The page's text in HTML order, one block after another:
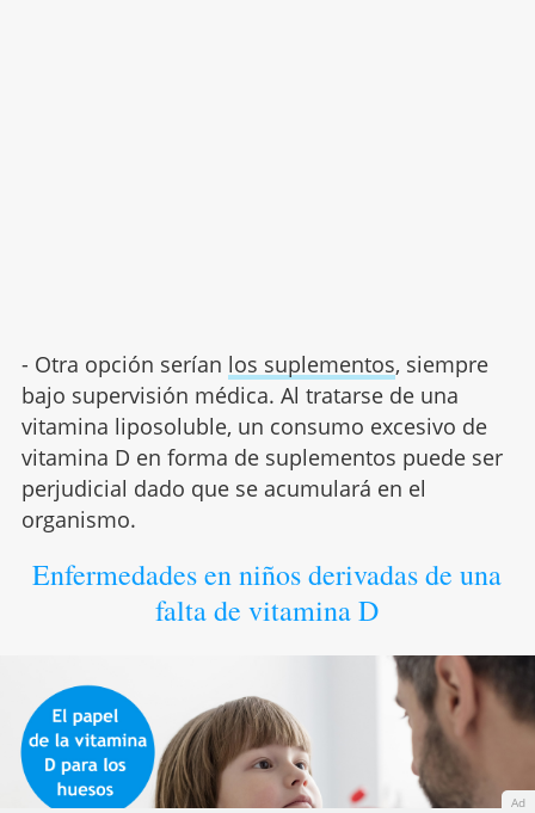
- Otra opción serían los suplementos, siempre
bajo supervisión médica. Al tratarse de una
vitamina liposoluble, un consumo excesivo de
vitamina D en forma de suplementos puede ser
perjudicial dado que se acumulará en el
organismo.
Enfermedades en niños derivadas de una
falta de vitamina D
Ad